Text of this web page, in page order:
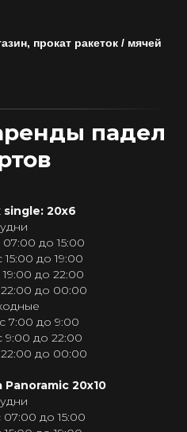
прокат ракеток / мячей
падел
20х6
до 15:00
до 19:00
до 22:00
до 00:00
7:00 до 9:00
9:00 до 22:00
до 00:00
20х10
до 15:00